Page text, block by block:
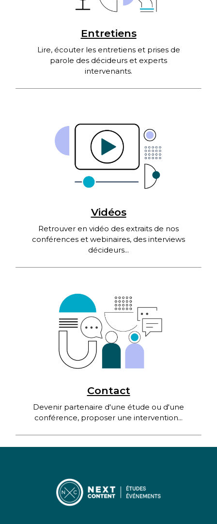
Entretiens
Lire, écouter les entretiens et prises de
parole des décideurs et experts
intervenants.
Vidéos
Retrouver en vidéo des extraits de nos
conférences et webinaires, des interviews
décideurs...
Contact
Devenir partenaire d'une étude ou d'une
conférence, proposer une intervention...